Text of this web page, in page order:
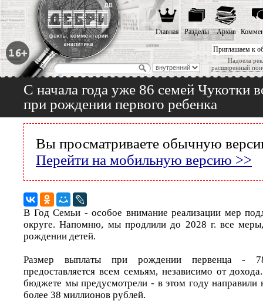
Приглашаем к
Надоела
расширенный
Главная Разделы Архив
С начала года уже 86 семей Чукотки
при рождении первого ребенка
Вы просматриваете обычную
Перейти на мобильную версию >>
В Год Семьи - особое внимание реализации мер
округе. Напомню, мы продлили до 2028 г. все
рождении детей.
Размер выплаты при рождении первенца -
предоставляется всем семьям, независимо от
бюджете мы предусмотрели - в этом году направили
более 38 миллионов рублей.